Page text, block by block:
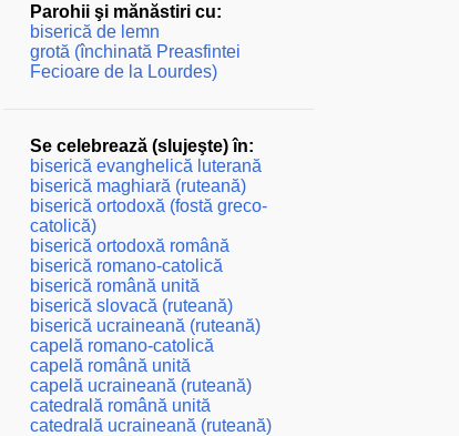
Parohii şi mănăstiri cu:
biserică de lemn
grotă (închinată Preasfintei
Fecioare de la Lourdes)
Se celebrează (slujeşte) în:
biserică evanghelică luterană
biserică maghiară (ruteană)
biserică ortodoxă (fostă greco-
catolică)
biserică ortodoxă română
biserică romano-catolică
biserică română unită
biserică slovacă (ruteană)
biserică ucraineană (ruteană)
capelă romano-catolică
capelă română unită
capelă ucraineană (ruteană)
catedrală română unită
catedrală ucraineană (ruteană)